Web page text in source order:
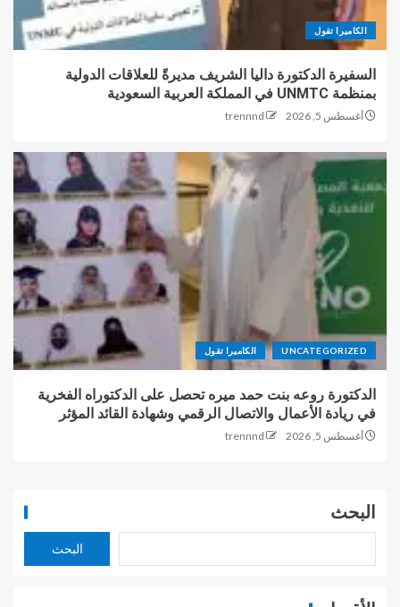
الكاميرا تقول
السفيرة الدكتورة داليا الشريف مديرةً للعلاقات الدولية
بمنظمة UNMTC في المملكة العربية السعودية
أغسطس 5, 2026 trennnd
UNCATEGORIZED الكاميرا تقول
الدكتورة روعه بنت حمد ميره تحصل على الدكتوراه الفخرية
في ريادة الأعمال والاتصال الرقمي وشهادة القائد المؤثر
أغسطس 5, 2026 trennnd
البحث
البحث